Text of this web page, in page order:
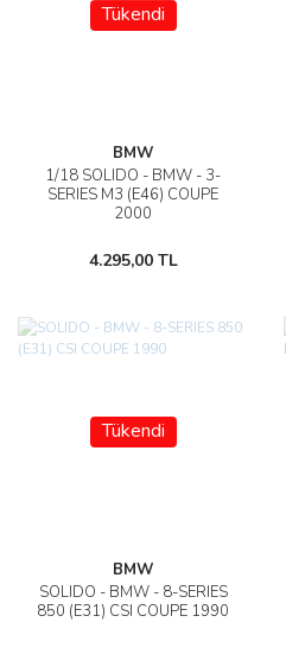
Tükendi
BMW
1/18 SOLIDO - BMW - 3-
SERIES M3 (E46) COUPE
2000
4.295,00 TL
Tükendi
BMW
SOLIDO - BMW - 8-SERIES
850 (E31) CSI COUPE 1990